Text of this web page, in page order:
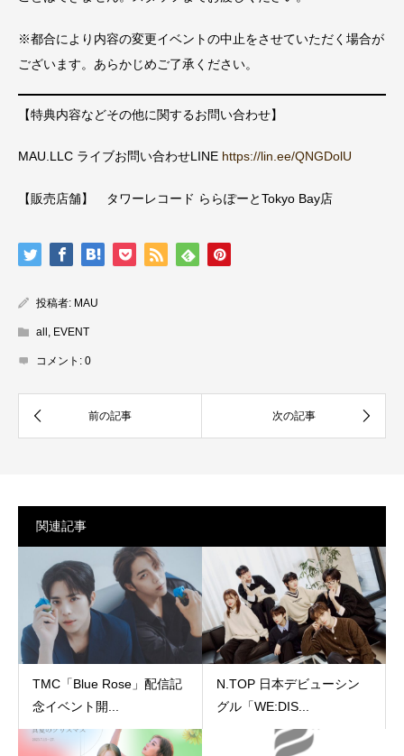
※都合により内容の変更イベントの中止をさせていただく場合が
ございます。あらかじめご了承ください。
【特典内容などその他に関するお問い合わせ】
MAU.LLC ライブお問い合わせLINE https://lin.ee/QNGDolU
【販売店舗】 タワーレコード ららぽーとTokyo Bay店
投稿者: MAU
all , EVENT
コメント: 0
関連記事
TMC「Blue Rose」配信記
念イベント開...
N.TOP 日本デビューシン
グル「WE:DIS...